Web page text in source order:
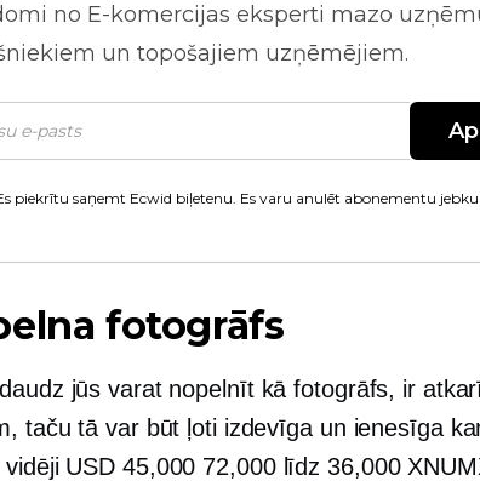
no E-komercijas eksperti mazo
un topošajiem uzņēmējiem.
piekrītu saņemt Ecwid biļetenu. Es varu anulēt abonementu
fotogrāfs
jūs varat nopelnīt kā fotogrāfs, ir
taču tā var būt ļoti izdevīga un ienesīga
vidēji USD 45,000 72,000 līdz 36,000